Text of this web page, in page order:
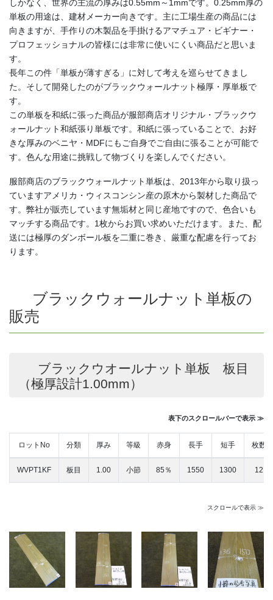
しかなく、世界の主流の厚みは0.55mm～1mmです。0.25mm厚の
単板の用途は、建材メーカー向きです。主に工場生産の商品には
向きますが、手作りの木製品を手掛けるアマチュア・ビギナー・
プロフェッショナルの皆様には非常に使いにくい商品だと思いま
す。
長年この件「単板が薄すぎる」に対して考えを巡らせてきまし
た。そして開発したのがブラックウォールナット極厚・厚単板で
す。
この単板を和紙に張った商品が服部商店オリジナル・ブラックウ
ォールナット和紙張り単板です。和紙に張っていることで、お好
きな厚みのベニヤ・MDFにもご自身でご自由に張ることが可能で
す。色んな用途に挑戦して物づくりを楽しんでください。
服部商店のブラックウォールナット単板は、2013年から取り扱っ
ていますアメリカ・ウィスコンシン産の原木から製材した商品で
す。弊社が販売しています無垢材と同じ産地ですので、色合いも
マッチする商品です。1枚からお買い求めいただけます。また、配
送には極厚のダンボール板を二重に巻き、厳重な配慮を行ってお
ります。
ブラックウォールナット単板の
販売
ブラックウオールナット単板 板目
（極厚設計1.00mm）
表下のスクロールバーで表示 ≫
ロットNo 分類 厚み 等級 赤身 長手 短手 枚数
WVPT1KF 板目 1.00 小節 85％ 1550 1300 12
スクロールで表示 ≫